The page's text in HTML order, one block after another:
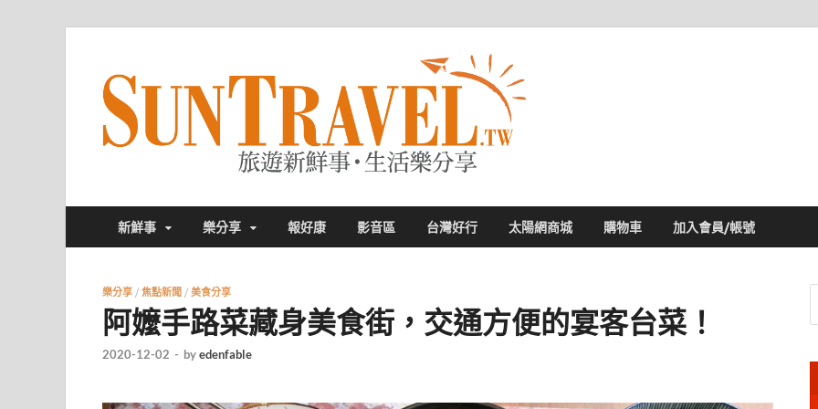
新鮮事 樂分享 報好康 影音區 台灣好行 太陽網商城 購物車 加入會員/帳號
樂分享 / 焦點新聞 / 美食分享
阿嬤手路菜藏身美食街，交通方便的宴客台菜！
2020-12-02 - byedenfable